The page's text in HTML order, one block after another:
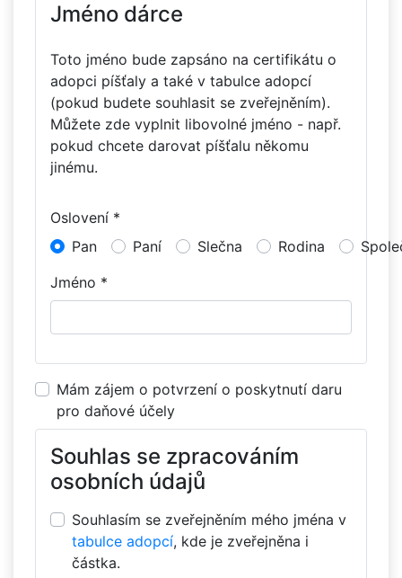
Jméno dárce
Toto jméno bude zapsáno na certifikátu o
adopci píšťaly a také v tabulce adopcí
(pokud budete souhlasit se zveřejněním).
Můžete zde vyplnit libovolné jméno - např.
pokud chcete darovat píšťalu někomu
jinému.
Oslovení *
Pan
Paní Slečna Rodina
Jméno *
Mám zájem o potvrzení o poskytnutí daru
pro daňové účely
Souhlas se zpracováním
osobních údajů
Souhlasím se zveřejněním mého jména v
tabulce adopcí, kde je zveřejněna i
částka.